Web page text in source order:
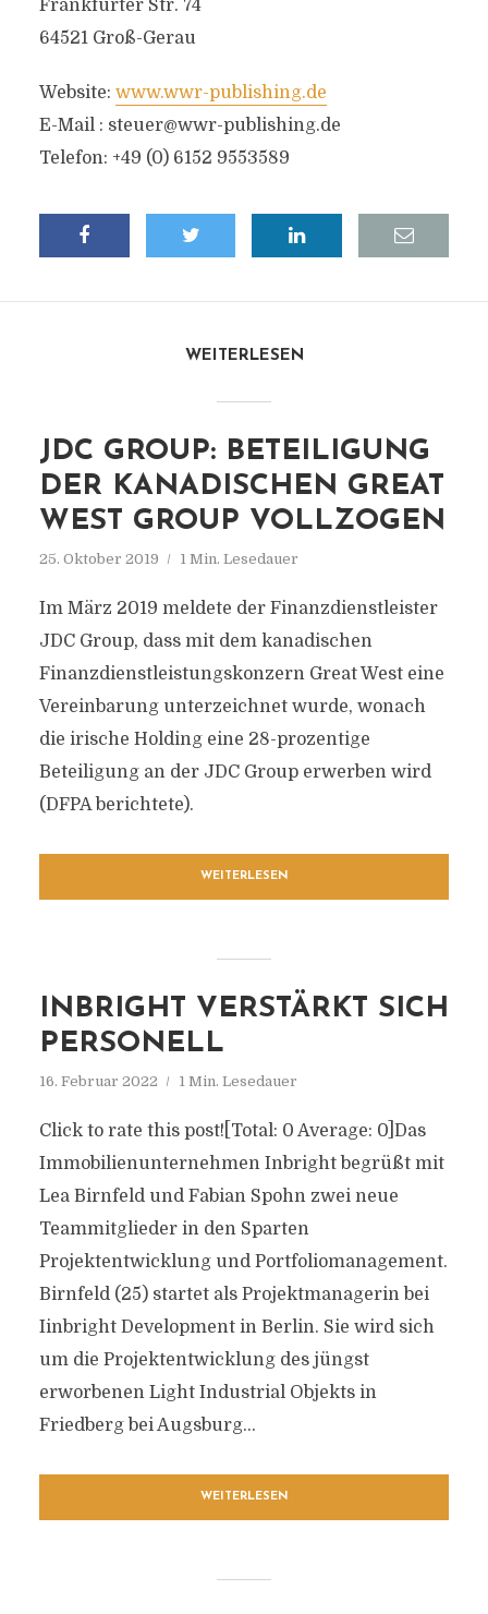
Frankfurter Str. 74
64521 Groß-Gerau
Website: www.wwr-publishing.de
E-Mail : steuer@wwr-publishing.de
Telefon: +49 (0) 6152 9553589
WEITERLESEN
JDC GROUP: BETEILIGUNG
DER KANADISCHEN GREAT
WEST GROUP VOLLZOGEN
25. Oktober 2019 1 Min. Lesedauer
Im März 2019 meldete der Finanzdienstleister
JDC Group, dass mit dem kanadischen
Finanzdienstleistungskonzern Great West eine
Vereinbarung unterzeichnet wurde, wonach
die irische Holding eine 28-prozentige
Beteiligung an der JDC Group erwerben wird
(DFPA berichtete).
WEITERLESEN
INBRIGHT VERSTÄRKT SICH
PERSONELL
16. Februar 2022 1 Min. Lesedauer
Click to rate this post![Total: 0 Average: 0]Das
Immobilienunternehmen Inbright begrüßt mit
Lea Birnfeld und Fabian Spohn zwei neue
Teammitglieder in den Sparten
Projektentwicklung und Portfoliomanagement.
Birnfeld (25) startet als Projektmanagerin bei
Iinbright Development in Berlin. Sie wird sich
um die Projektentwicklung des jüngst
erworbenen Light Industrial Objekts in
Friedberg bei Augsburg...
WEITERLESEN